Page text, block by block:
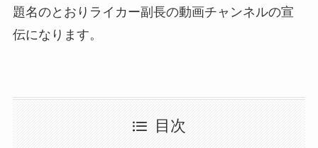
題名のとおりライカー副長の動画チャンネルの宣
伝になります。
目次